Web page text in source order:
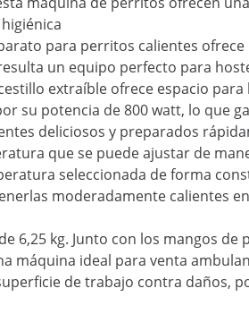
para perritos calientes
un equipo perfecto para
extraíble ofrece espacio para
su potencia de 800 watt, lo que
deliciosos y preparados
que se puede ajustar de
seleccionada de forma
moderadamente calientes
6,25 kg. Junto con los mangos
máquina ideal para venta
de trabajo contra daños,